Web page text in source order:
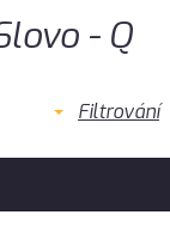
- Q
Filtrování